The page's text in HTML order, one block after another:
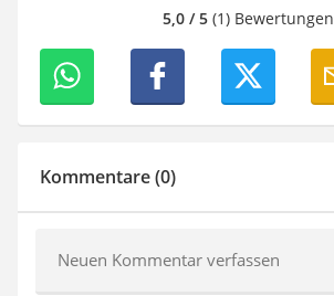
5,0 / 5(1) Bewertungen
Kommentare (0)
Neuen Kommentar verfassen